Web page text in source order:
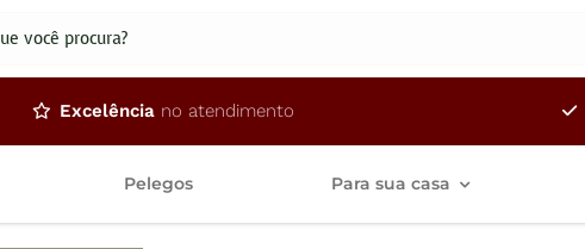
Excelência no atendimento
Pelegos Para sua casa